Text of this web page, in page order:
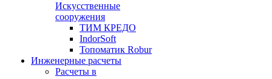
Искусственные
сооружения
ТИМ КРЕДО
IndorSoft
Топоматик Robur
Инженерные расчеты
Расчеты в